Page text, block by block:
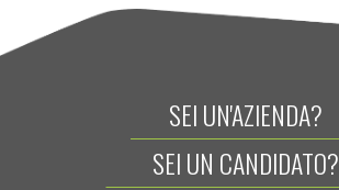
SEI UN'AZIENDA?
SEI UN CANDIDATO?